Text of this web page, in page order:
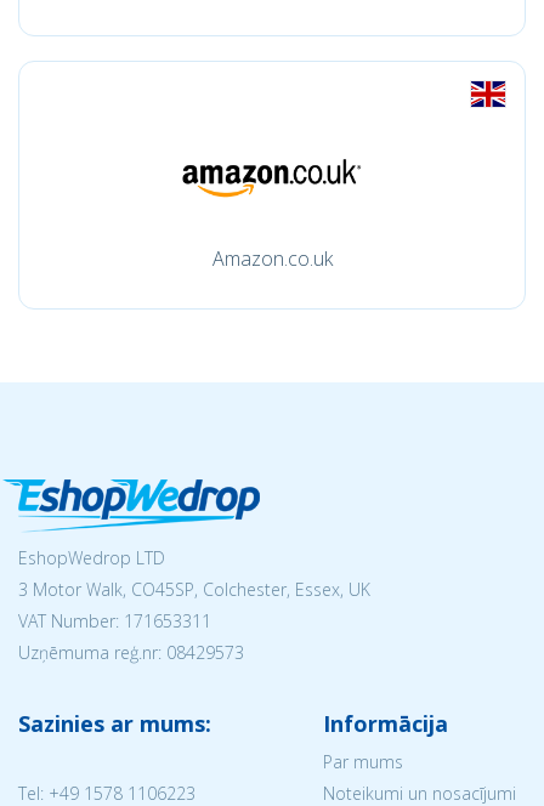
Amazon.co.uk
EshopWedrop LTD
3 Motor Walk, CO45SP, Colchester, Essex, UK
VAT Number: 171653311
Uzņēmuma reģ.nr: 08429573
Sazinies ar mums:
Tel: +49 1578 1106223
Informācija
Par mums
Noteikumi un nosacījumi